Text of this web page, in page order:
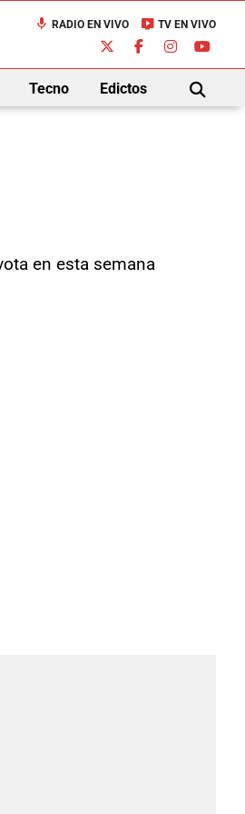
mic RADIO EN VIVO live_tv TV EN VIVO
Tecno Edictos
BUSCAR
en esta semana